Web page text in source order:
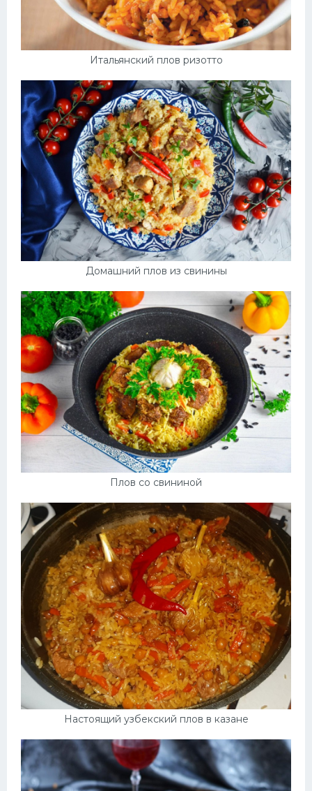
Итальянский плов ризотто
Домашний плов из свинины
Плов со свининой
Настоящий узбекский плов в казане